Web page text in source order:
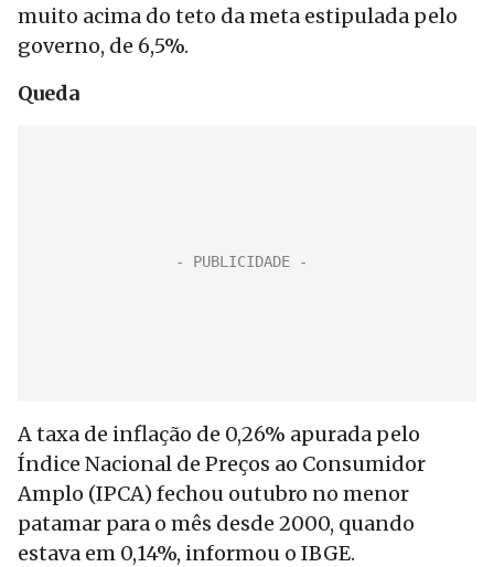
muito acima do teto da meta estipulada pelo
governo, de 6,5%.
Queda
A taxa de inflação de 0,26% apurada pelo
Índice Nacional de Preços ao Consumidor
Amplo (IPCA) fechou outubro no menor
patamar para o mês desde 2000, quando
estava em 0,14%, informou o IBGE.